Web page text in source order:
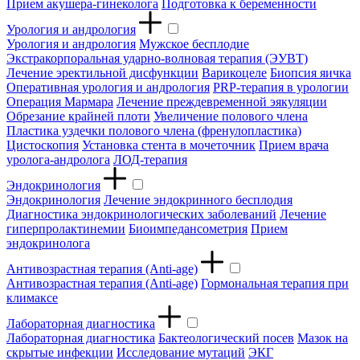
Прием акушера-гинеколога Подготовка к беременности
Урология и андрология
Урология и андрология Мужское бесплодие
Экстракорпоральная ударно-волновая терапия (ЭУВТ)
Лечение эректильной дисфункции Варикоцеле Биопсия яичка
Оперативная урология и андрология PRP-терапия в урологии
Операция Мармара Лечение преждевременной эякуляции
Обрезание крайней плоти Увеличение полового члена
Пластика уздечки полового члена (френулопластика)
Цистоскопия Установка стента в мочеточник Прием врача
уролога-андролога ЛОД-терапия
Эндокринология
Эндокринология Лечение эндокринного бесплодия
Диагностика эндокринологических заболеваний Лечение
гиперпролактинемии Биоимпедансометрия Прием
эндокринолога
Антивозрастная терапия (Anti-age)
Антивозрастная терапия (Anti-age) Гормональная терапия при
климаксе
Лабораторная диагностика
Лабораторная диагностика Бактеологический посев Мазок на
скрытые инфекции Исследование мутаций ЭКГ